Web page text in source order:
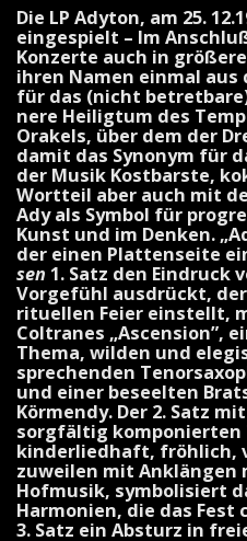
Die LP Adyton, am 25.
eingespielt – Im
Konzerte auch in
ihren Namen ein­mal
für das (nicht
nere Heiligtum des
Orakels, über dem der
damit das Synonym für
der Musik Kostbarste,
Wortteil aber auch mit
Ady als Symbol für
Kunst und im Denken.
der einen Plattenseite
sen 1. Satz den Eindruck
Vorgefühl ausdrückt,
rituellen Feier einstellt,
Coltranes „Ascen­sion”,
Thema, wilden und
sprechenden
und einer beseelten
Körmendy. Der 2. Satz
sorgfältig komponierten
kinderliedhaft, fröhlich,
zuweilen mit
Hofmusik, symbolisiert
Harmonien, die das
3. Satz ein Absturz in